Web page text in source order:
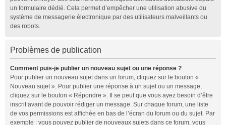
un formulaire dédié. Cela permet d’empêcher une utilisation abusive du
système de messagerie électronique par des utilisateurs malveillants ou
des robots.
Problèmes de publication
Comment puis-je publier un nouveau sujet ou une réponse ?
Pour publier un nouveau sujet dans un forum, cliquez sur le bouton «
Nouveau sujet ». Pour publier une réponse à un sujet ou un message,
cliquez sur le bouton « Répondre ». Il se peut que vous ayez besoin d’être
inscrit avant de pouvoir rédiger un message. Sur chaque forum, une liste
de vos permissions est affichée en bas de l’écran du forum ou du sujet. Par
exemple : vous pouvez publier de nouveaux sujets dans ce forum, vous